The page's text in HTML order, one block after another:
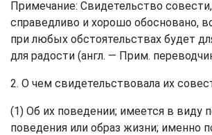
Примечание: Свидетельство
справедливо и хорошо обосновано,
при любых обстоятельствах будет
для радости (англ. — Прим.
2. О чем свидетельствовала их
(1) Об их поведении; имеется в виду
поведения или образ жизни; именно